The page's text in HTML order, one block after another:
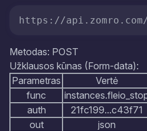
https://
Metodas: POST
Užklausos kūnas (Form-data):
Parametras
Vertė
func
auth
21fc199...c43f71
out
json